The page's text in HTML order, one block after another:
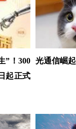
”！300
起正式
光通信崛